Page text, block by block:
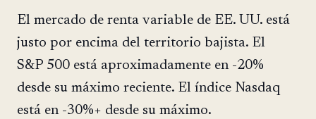
El mercado de renta variable de EE. UU. está
justo por encima del territorio bajista. El
S&P 500 está aproximadamente en -20%
desde su máximo reciente. El índice Nasdaq
está en -30%+ desde su máximo.